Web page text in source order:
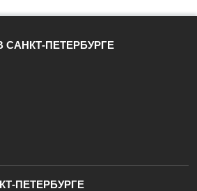
САНКТ-ПЕТЕРБУРГЕ
ПЕТЕРБУРГЕ